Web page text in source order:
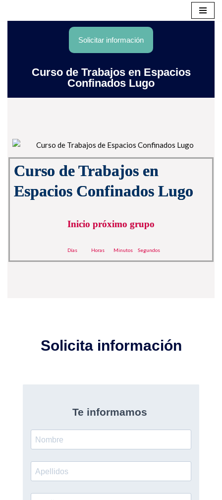
Solicitar información
Curso de Trabajos en Espacios
Confinados Lugo
Curso de Trabajos en
Espacios Confinados Lugo
Inicio próximo grupo
Días Horas Minutos Segundos
Solicita información